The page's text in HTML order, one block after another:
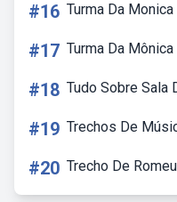
#16 Turma Da
#17 Turma Da
#18 Tudo Sobre Sala
#19 Trechos De
#20 Trecho De